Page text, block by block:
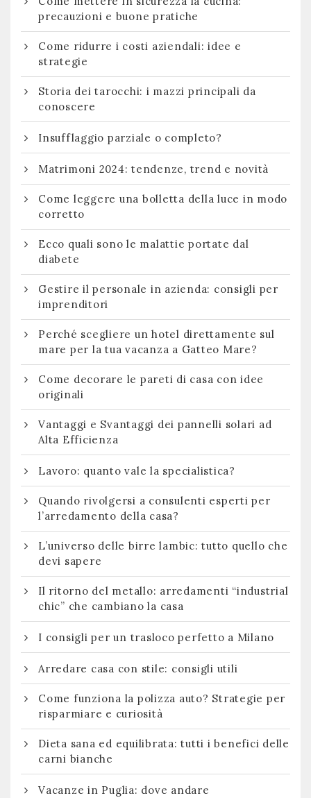
precauzioni e buone pratiche
Come ridurre i costi aziendali: idee e
strategie
Storia dei tarocchi: i mazzi principali da
conoscere
Insufflaggio parziale o completo?
Matrimoni 2024: tendenze, trend e novità
Come leggere una bolletta della luce in modo
corretto
Ecco quali sono le malattie portate dal
diabete
Gestire il personale in azienda: consigli per
imprenditori
Perché scegliere un hotel direttamente sul
mare per la tua vacanza a Gatteo Mare?
Come decorare le pareti di casa con idee
originali
Vantaggi e Svantaggi dei pannelli solari ad
Alta Efficienza
Lavoro: quanto vale la specialistica?
Quando rivolgersi a consulenti esperti per
l’arredamento della casa?
L’universo delle birre lambic: tutto quello che
devi sapere
Il ritorno del metallo: arredamenti “industrial
chic” che cambiano la casa
I consigli per un trasloco perfetto a Milano
Arredare casa con stile: consigli utili
Come funziona la polizza auto? Strategie per
risparmiare e curiosità
Dieta sana ed equilibrata: tutti i benefici delle
carni bianche
Vacanze in Puglia: dove andare